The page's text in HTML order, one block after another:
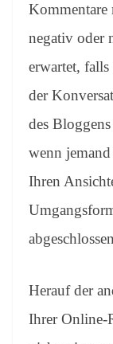
Kommentare
negativ oder
erwartet,
der
des
wenn
Ihren
Herauf der
Ihrer Online-